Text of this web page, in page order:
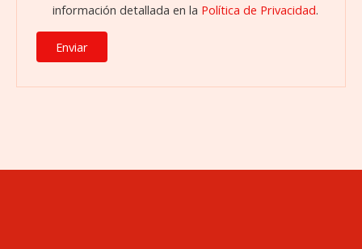
información detallada en la Política de Privacidad.